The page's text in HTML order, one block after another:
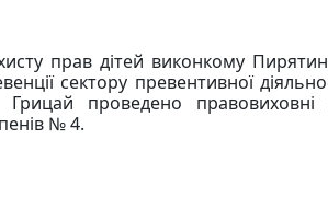
прав дітей виконкому
сектору превентивної
проведено
№ 4.